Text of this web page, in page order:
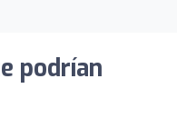
podrían